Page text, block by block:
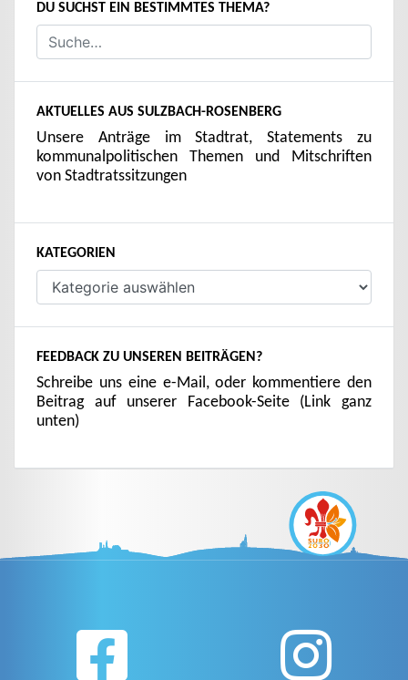
DU SUCHST EIN BESTIMMTES THEMA?
AKTUELLES AUS SULZBACH-ROSENBERG
Unsere Anträge im Stadtrat, Statements zu
kommunalpolitischen Themen und Mitschriften
von Stadtratssitzungen
KATEGORIEN
FEEDBACK ZU UNSEREN BEITRÄGEN?
Schreibe uns eine e-Mail, oder kommentiere den
Beitrag auf unserer Facebook-Seite (Link ganz
unten)